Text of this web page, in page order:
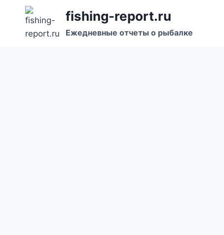
Перейти
содержанию
fishing-report.ru
Ежедневные отчеты о рыбалке